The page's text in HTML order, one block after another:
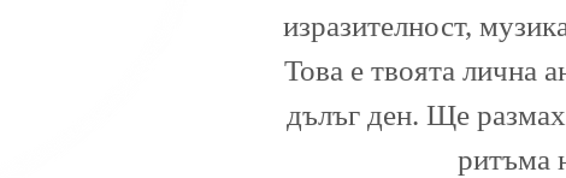
изразителност,
Това е твоята лична
дълъг ден. Ще
ритъма